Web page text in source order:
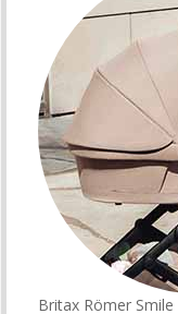
Britax Römer